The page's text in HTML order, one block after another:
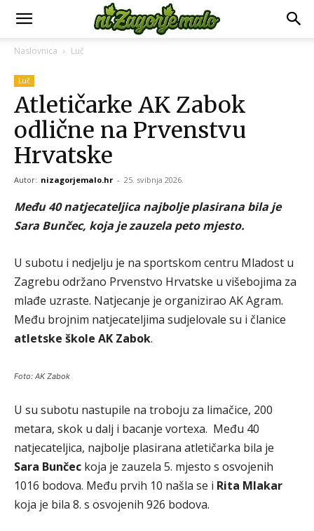
Naslovnica Luč
Luč
Atletičarke AK Zabok
odlične na Prvenstvu
Hrvatske
Autor: nizagorjemalo.hr - 25. svibnja 2026.
Među 40 natjecateljica najbolje plasirana bila je
Sara Bunčec, koja je zauzela peto mjesto.
U subotu i nedjelju je na sportskom centru Mladost u
Zagrebu održano Prvenstvo Hrvatske u višebojima za
mlađe uzraste. Natjecanje je organizirao AK Agram.
Među brojnim natjecateljima sudjelovale su i članice
atletske škole AK Zabok.
Foto: AK Zabok
U su subotu nastupile na troboju za limačice, 200
metara, skok u dalj i bacanje vortexa. Među 40
natjecateljica, najbolje plasirana atletičarka bila je
Sara Bunčec koja je zauzela 5. mjesto s osvojenih
1016 bodova. Među prvih 10 našla se i Rita Mlakar
koja je bila 8. s osvojenih 926 bodova.